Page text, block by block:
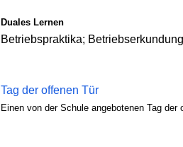
Duales Lernen
Betriebspraktika;
Tag der offenen Tür
Einen von der Schule angebotenen Tag